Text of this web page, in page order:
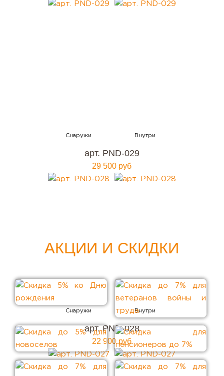
арт. PND-029
29 500 руб
арт. PND-028
22 900 руб
АКЦИИ И СКИДКИ